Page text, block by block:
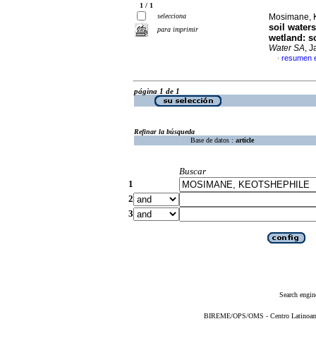
1 / 1
selecciona
para imprimir
Mosimane,
soil
wetland:
Water SA,
· resumen
página 1 de 1
Refinar la búsqueda
Base de datos : article
Buscar
1
2
3
Search
BIREME/OPS/OMS - Centro